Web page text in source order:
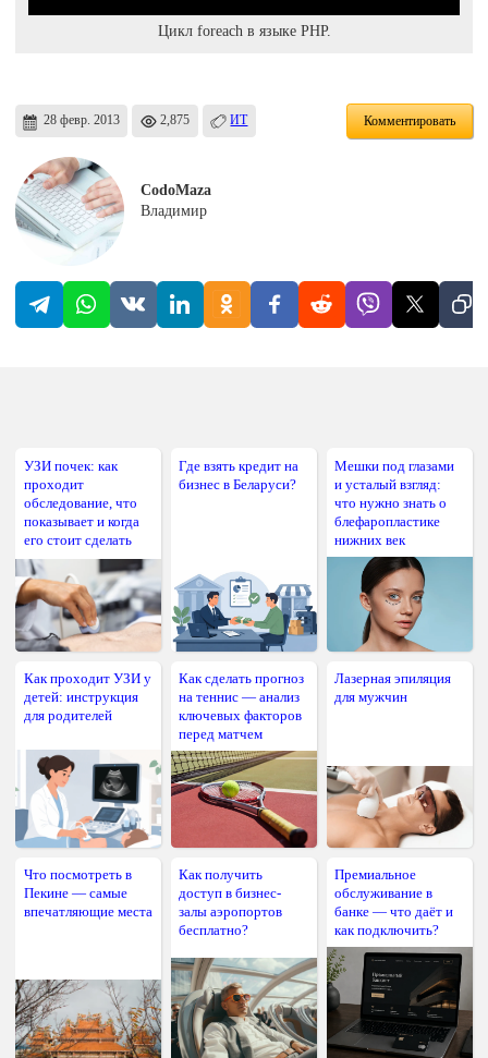
Цикл foreach в языке PHP.
28 февр. 2013 2,875 ИТ Комментировать
CodoMaza
Владимир
УЗИ почек: как
проходит
обследование, что
показывает и когда
его стоит сделать
Где взять кредит на
бизнес в Беларуси?
Мешки под глазами
и усталый взгляд:
что нужно знать о
блефаропластике
нижних век
Как проходит УЗИ у
детей: инструкция
для родителей
Как сделать прогноз
на теннис — анализ
ключевых факторов
перед матчем
Лазерная эпиляция
для мужчин
Что посмотреть в
Пекине — самые
впечатляющие места
Как получить
доступ в бизнес-
залы аэропортов
бесплатно?
Премиальное
обслуживание в
банке — что даёт и
как подключить?